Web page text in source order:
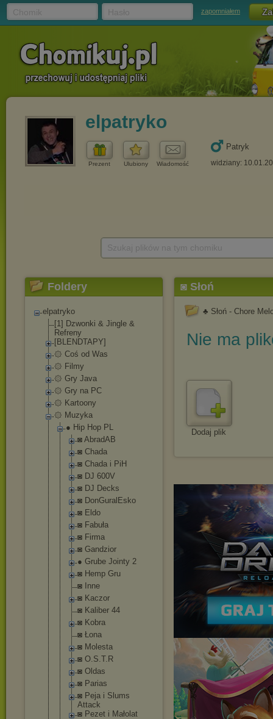
zapomniałem
elpatryko
Prezent Ulubiony Wiadomość
Patryk
widziany:
Foldery
elpatryko
[1] Dzwonki & Jingle &
Refreny
[BLENDTAPY]
۞ Coś od Was
۞ Filmy
۞ Gry Java
۞ Gry na PC
۞ Kartoony
۞ Muzyka
● Hip Hop PL
◙ AbradAB
◙ Chada
◙ Chada i PiH
◙ DJ 600V
◙ DJ Decks
◙ DonGuralEsko
◙ Eldo
◙ Fabuła
◙ Firma
◙ Gandzior
● Grube Jointy 2
◙ Hemp Gru
◙ Inne
◙ Kaczor
◙ Kaliber 44
◙ Kobra
◙ Łona
◙ Molesta
◙ O.S.T.R
◙ Oldas
◙ Parias
◙ Peja i Slums
Attack
◙ Pezet i Małolat
◙ Słoń
♣ Słoń - Chore
Nie ma
Dodaj plik